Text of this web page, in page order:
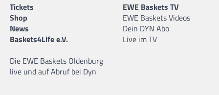
Tickets
Shop
News
Baskets4Life e.V.
Die EWE Baskets Oldenburg
live und auf Abruf bei Dyn
EWE Baskets TV
EWE Baskets Videos
Dein DYN Abo
Live im TV